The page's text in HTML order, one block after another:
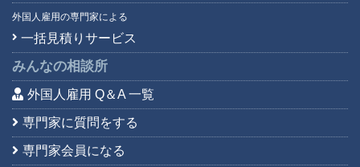
外国人雇用の専門家による
一括見積りサービス
みんなの相談所
外国人雇用 Q＆A 一覧
専門家に質問をする
専門家会員になる